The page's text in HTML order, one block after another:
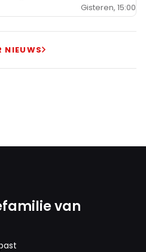
Gisteren, 15:00
NIEUWS
van